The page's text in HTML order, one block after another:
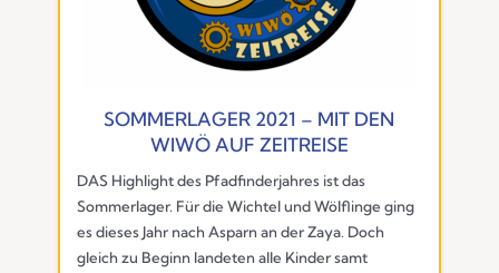
SOMMERLAGER 2021 – MIT DEN
WIWÖ AUF ZEITREISE
DAS Highlight des Pfadfinderjahres ist das
Sommerlager. Für die Wichtel und Wölflinge ging
es dieses Jahr nach Asparn an der Zaya. Doch
gleich zu Beginn landeten alle Kinder samt